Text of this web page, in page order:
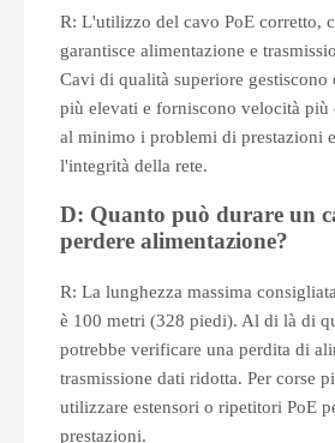
R: L'utilizzo del cavo PoE corretto,
garantisce alimentazione e
Cavi di qualità superiore gestiscono
più elevati e forniscono velocità più
al minimo i problemi di prestazioni
l'integrità della rete.
D: Quanto può durare un
perdere alimentazione?
R: La lunghezza massima
è 100 metri (328 piedi). Al di là di
potrebbe verificare una perdita di
trasmissione dati ridotta. Per corse
utilizzare estensori o ripetitori PoE
prestazioni.